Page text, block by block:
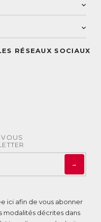
RÉSEAUX SOCIAUX
→
ici afin de vous abonner
modalités décrites dans